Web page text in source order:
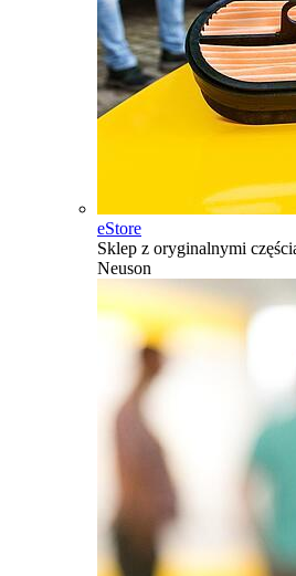
eStore
Sklep z oryginalnymi
Neuson